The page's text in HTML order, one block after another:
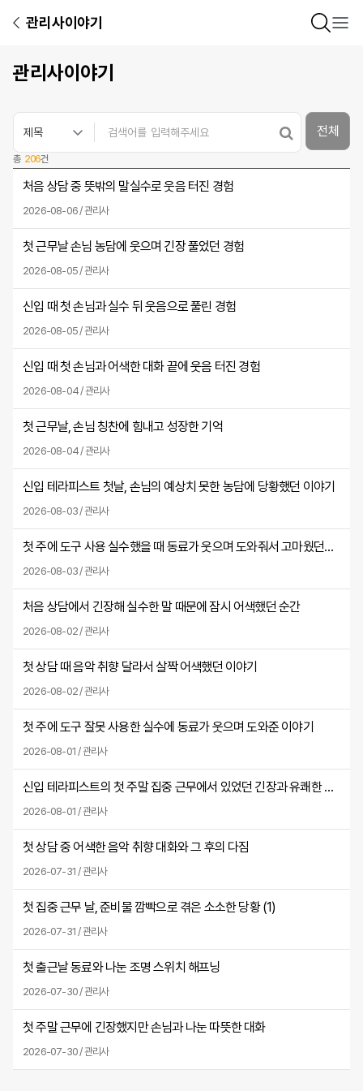
관리사이야기
관리사이야기
총 206건
전체
처음 상담 중 뜻밖의 말실수로 웃음 터진 경험
2026-08-06 / 관리사
첫 근무날 손님 농담에 웃으며 긴장 풀었던 경험
2026-08-05 / 관리사
신입 때 첫 손님과 실수 뒤 웃음으로 풀린 경험
2026-08-05 / 관리사
신입 때 첫 손님과 어색한 대화 끝에 웃음 터진 경험
2026-08-04 / 관리사
첫 근무날, 손님 칭찬에 힘내고 성장한 기억
2026-08-04 / 관리사
신입 테라피스트 첫날, 손님의 예상치 못한 농담에 당황했던 이야기
2026-08-03 / 관리사
첫 주에 도구 사용 실수했을 때 동료가 웃으며 도와줘서 고마웠던 날
2026-08-03 / 관리사
처음 상담에서 긴장해 실수한 말 때문에 잠시 어색했던 순간
2026-08-02 / 관리사
첫 상담 때 음악 취향 달라서 살짝 어색했던 이야기
2026-08-02 / 관리사
첫 주에 도구 잘못 사용한 실수에 동료가 웃으며 도와준 이야기
2026-08-01 / 관리사
신입 테라피스트의 첫 주말 집중 근무에서 있었던 긴장과 유쾌한 실수
2026-08-01 / 관리사
첫 상담 중 어색한 음악 취향 대화와 그 후의 다짐
2026-07-31 / 관리사
첫 집중 근무 날, 준비물 깜빡으로 겪은 소소한 당황 (1)
2026-07-31 / 관리사
첫 출근날 동료와 나눈 조명 스위치 해프닝
2026-07-30 / 관리사
첫 주말 근무에 긴장했지만 손님과 나눈 따뜻한 대화
2026-07-30 / 관리사